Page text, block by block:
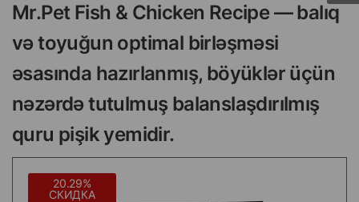
Mr.Pet Fish & Chicken Recipe — balıq
və toyuğun optimal birləşməsi
əsasında hazırlanmış, böyüklər üçün
nəzərdə tutulmuş balanslaşdırılmış
quru pişik yemidir.
20.29%
СКИДКА